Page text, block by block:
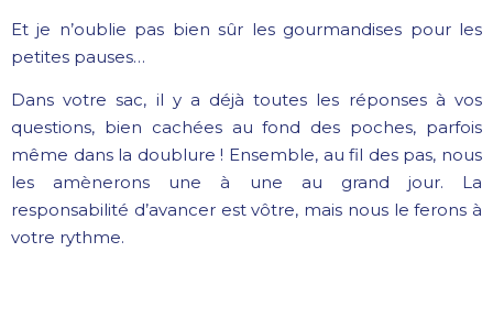
Et je n’oublie pas bien sûr les gourmandises pour les
petites pauses…
Dans votre sac, il y a déjà toutes les réponses à vos
questions, bien cachées au fond des poches, parfois
même dans la doublure ! Ensemble, au fil des pas, nous
les amènerons une à une au grand jour. La
responsabilité d’avancer est vôtre, mais nous le ferons à
votre rythme.